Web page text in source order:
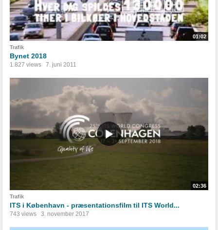
01:02
Trafik
Bynet 2018
1.827 views 7. juni 2011
02:36
Trafik
ITS i København - præsentationsfilm til ITS World...
743 views 3. november 2017